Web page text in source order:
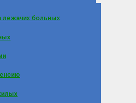
лежачих больных